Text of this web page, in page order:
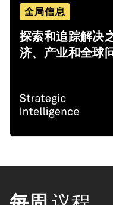
全局信息
探索和追踪解决
济、产业和全球